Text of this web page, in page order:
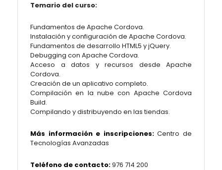
Temario del curso:
Fundamentos de Apache Cordova.
Instalación y configuración de Apache Cordova.
Fundamentos de desarrollo HTML5 y jQuery.
Debugging con Apache Cordova.
Acceso a datos y recursos desde Apache
Cordova.
Creación de un aplicativo completo.
Compilación en la nube con Apache Cordova
Build.
Compilando y distribuyendo en las tiendas.
Más información e inscripciones: Centro de
Tecnologías Avanzadas
Teléfono de contacto:976 714 200